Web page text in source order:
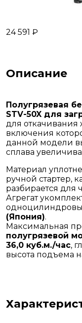
24 591 ₽
Описание
Полугрязевая
STV-50X для
для откачивания
включения
данной модели
сплава
Материал
ручной стартер,
разбирается для
Агрегат
(Япония).
Максимальная
полугрязевой
36,0 куб.м./час,
высота подъема